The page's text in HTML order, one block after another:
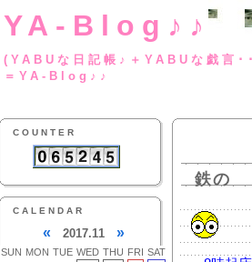
YA-Blog♪♪
(YABUな日記帳♪
＝YA-Blog♪♪
COUNTER
CALENDAR
« 2017.11 »
SUN MON TUE WED THU FRI SAT
鉄の